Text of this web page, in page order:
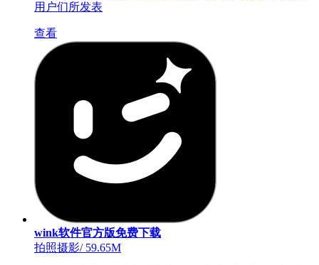
用户们所发表
查看
wink软件官方版免费下载
拍照摄影/59.65M